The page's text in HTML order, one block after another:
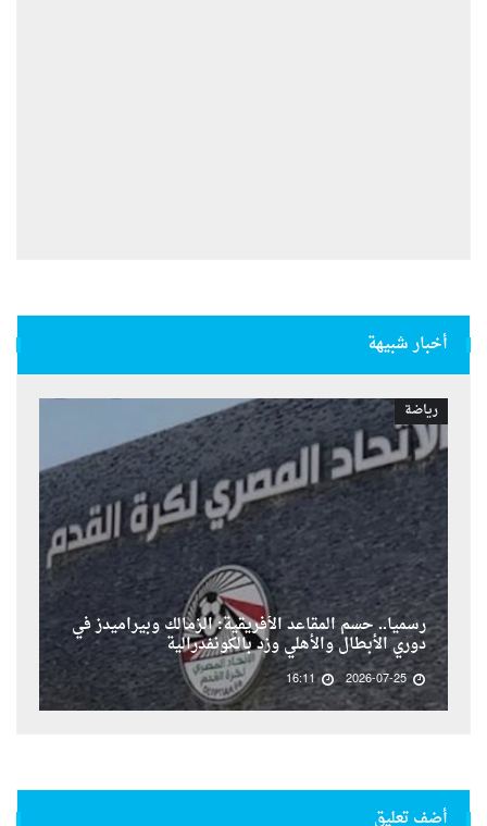
أخبار شبيهة
رياضة
رسمياً.. حسم المقاعد الأفريقية: الزمالك وبيراميدز في
دوري الأبطال والأهلي وزد بالكونفدرالية
2026-07-25
16:11
أضف تعليق